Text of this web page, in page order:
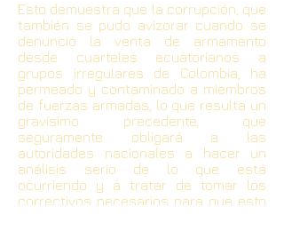
Esto demuestra que la corrupción, que
también se pudo avizorar cuando se
denunció la venta de armamento
desde cuarteles ecuatorianos a
grupos irregulares de Colombia, ha
permeado y contaminado a miembros
de fuerzas armadas, lo que resulta un
gravísimo precedente, que
seguramente obligará a las
autoridades nacionales a hacer un
análisis serio de lo que está
ocurriendo y a tratar de tomar los
correctivos necesarios para que esto